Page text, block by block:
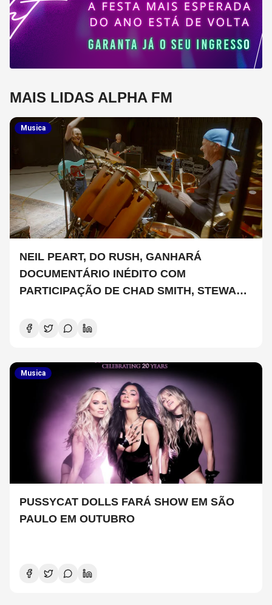
MAIS LIDAS ALPHA FM
Musica
NEIL PEART, DO RUSH, GANHARÁ
DOCUMENTÁRIO INÉDITO COM
PARTICIPAÇÃO DE CHAD SMITH, STEWART
Musica
PUSSYCAT DOLLS FARÁ SHOW EM SÃO
PAULO EM OUTUBRO